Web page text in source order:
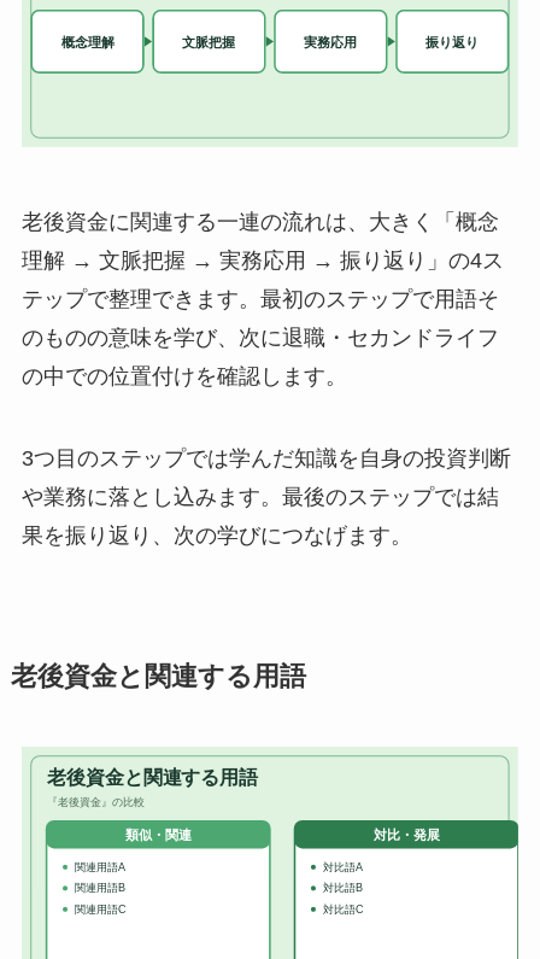
老後資金に関連する一連の流れは、大きく「概念
理解 → 文脈把握 → 実務応用 → 振り返り」の4ス
テップで整理できます。最初のステップで用語そ
のものの意味を学び、次に退職・セカンドライフ
の中での位置付けを確認します。
3つ目のステップでは学んだ知識を自身の投資判断
や業務に落とし込みます。最後のステップでは結
果を振り返り、次の学びにつなげます。
老後資金と関連する用語